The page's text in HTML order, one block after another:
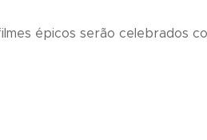
épicos serão celebrados